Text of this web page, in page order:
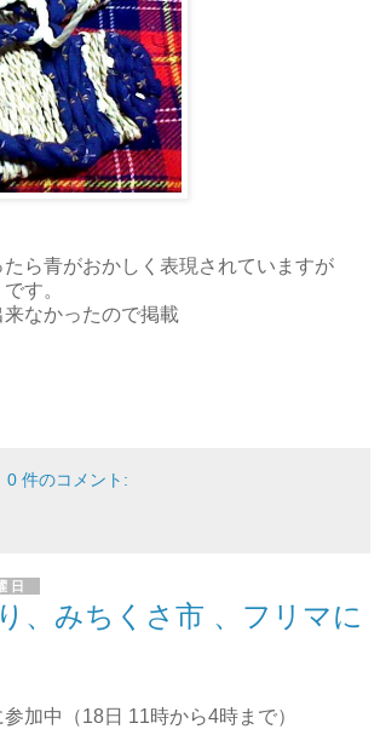
ら青がおかしく表現されていますが
す。
なかったので掲載
0 件のコメント:
日
、みちくさ市 、フリマに
加中（18日 11時から4時まで）